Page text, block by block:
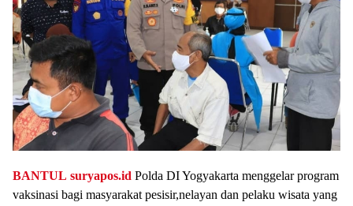
BANTUL suryapos.id Polda DI Yogyakarta menggelar program
vaksinasi bagi masyarakat pesisir,nelayan dan pelaku wisata yang